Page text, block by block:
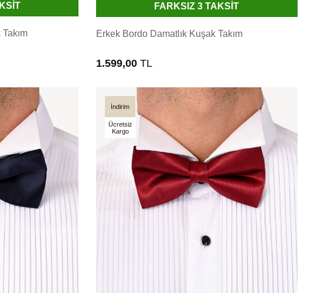
FARKSIZ 3 TAKSİT
Erkek Bordo Damatlık Kuşak Takım
1.599,00 TL
İndirim
Ücretsiz
Kargo